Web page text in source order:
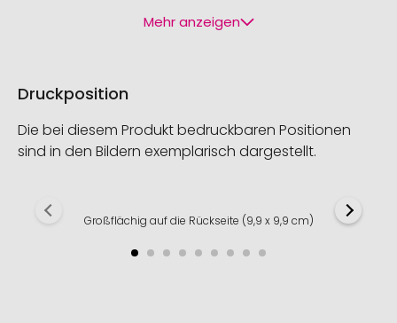
Mehr anzeigen
Druckposition
Die bei diesem Produkt bedruckbaren Positionen
sind in den Bildern exemplarisch dargestellt.
Großflächig auf die Rückseite (9,9 x 9,9 cm)